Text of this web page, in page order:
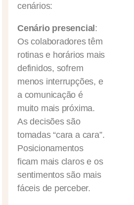
cenários:
Cenário presencial :
Os colaboradores têm
rotinas e horários mais
definidos, sofrem
menos interrupções, e
a comunicação é
muito mais próxima.
As decisões são
tomadas “cara a cara”.
Posicionamentos
ficam mais claros e os
sentimentos são mais
fáceis de perceber.